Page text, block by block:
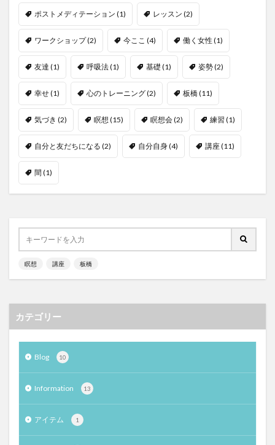
ポストメディテーション (1) レッスン (2)
ワークショップ(2) 今ここ (4) 働く女性(1)
友達 (1) 呼吸法(1) 基礎 (1) 姿勢(2)
幸せ(1) 心のトレーニング(2) 板橋(11)
気づき (2) 瞑想 (15) 瞑想会(2) 練習 (1)
自分と友だちになる (2) 自分自身(4) 講座(11)
間 (1)
瞑想 講座 板橋
カテゴリー
Blog 10
Information 13
アイテム 1